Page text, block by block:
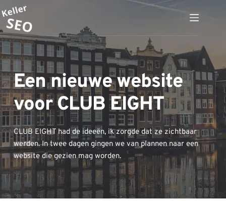
naar
inhoud
Een nieuwe website
voor CLUB EIGHT
CLUB EIGHT had de ideeën, ik zorgde dat ze zichtbaar
werden. In twee dagen gingen we van plannen naar een
website die gezien mag worden.